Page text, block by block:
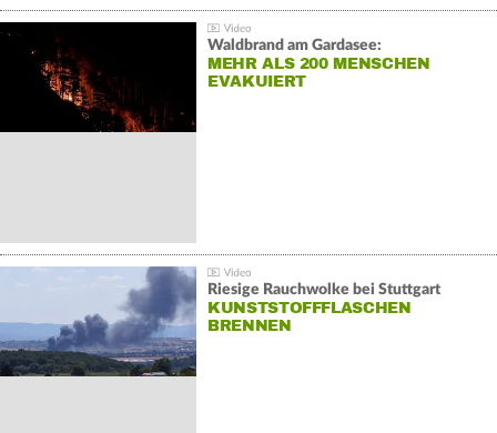
Waldbrand am Gardasee:
MEHR ALS 200 MENSCHEN
EVAKUIERT
Riesige Rauchwolke bei Stuttgart
KUNSTSTOFFFLASCHEN
BRENNEN